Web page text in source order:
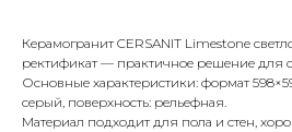
Керамогранит CERSANIT Limestone
ректификат — практичное решение для
Основные характеристики: формат
серый, поверхность: рельефная.
Материал подходит для пола и стен,